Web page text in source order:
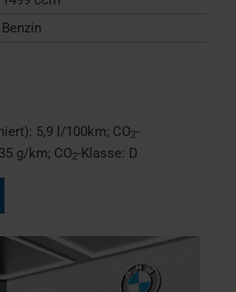
Benzin
5,9 l/100km; CO2-
g/km; CO2-Klasse: D